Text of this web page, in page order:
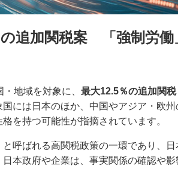
追加関税案 「強制労
地域を対象に、 最大12.5％の追加関税
には日本のほか、中国やアジア・欧
を持つ可能性が指摘されています。
呼ばれる高関税政策の一環であり、
本政府や企業は、事実関係の確認や